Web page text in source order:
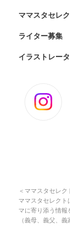
ママスタセレ
ライター募集
イラストレー
＜ママスタセレク
ママスタセレクト
マに寄り添う情報
（義母、義父、